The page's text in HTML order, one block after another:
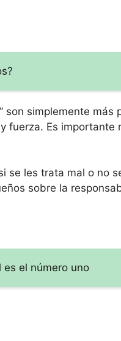
simplemente
Es importante
se les trata mal o no
sobre la
es el número uno